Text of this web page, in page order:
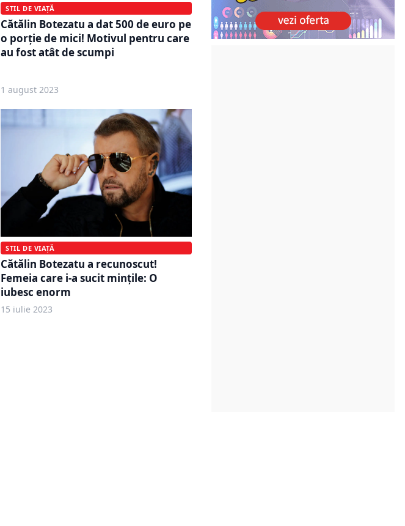
STIL DE VIAȚĂ
Cătălin Botezatu a dat 500 de euro pe
o porție de mici! Motivul pentru care
au fost atât de scumpi
1 august 2023
STIL DE VIAȚĂ
Cătălin Botezatu a recunoscut!
Femeia care i-a sucit minţile: O
iubesc enorm
15 iulie 2023